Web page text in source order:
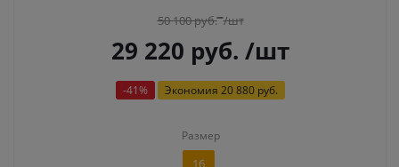
50 100руб. /шт
29 220 руб. /шт
-41% Экономия 20 880 руб.
Размер
16